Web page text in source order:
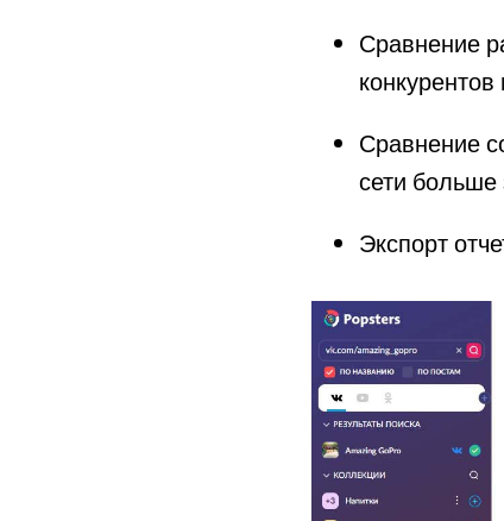
Сравнение
Сравнение
сети больше
Экспорт